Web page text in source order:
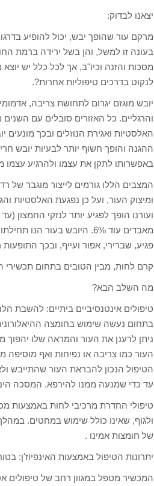
יצאנו לבדוק:
מרקם עור שהופך יבש, יכול להופיע
בעונה זו למשל, והן בשל ירידה ברמת
מסכות והזנה וכיו"ב, אך לכל כלל יש
לנקוט בדרכים טיפוליות אחרות?.
יובש מוגזם יגרום לתחושת צריבה,
והרגליים. כל האזורים סובלים עם
האלסטיות ואגירת הנוזלים ובכך מונעים
ההגנה והופך חשוף יותר לבעיות יובש
באפשרותו לתקן את עצמו ולהרגיע עצמו
המצבים הללו גורמים לייצור מוגבר של
ומיצוק העור, ועל כן נפגעת האלסטיות
מאבדים עוד 6%. היובש
פגיע, שברירי, אפור ועייף, ובכך
קרם לחות, מבין הטובים בתחום תכשירי
מה השלב הבא?
טיפולים אינטנסיביים ביתיים: להשבת
ניתן לרענן את העור והמראה שלו
העור כמו צריבה או נפיחות ואף מוסיפה
הטיפול הנכון להבראת העור שהתייבש
עד כדי שמנעה ממנו להירפא. המסכה
טיפולי החדרת מרכיבי לחות באמצעות
ולגוף, שאינו כולל שימוש במחטים.
של חומצות אמינו .
יתרונות הטיפול באמצעות האינפיוז'ן:
המכשיר מטפל במגוון רחב של טיפולים